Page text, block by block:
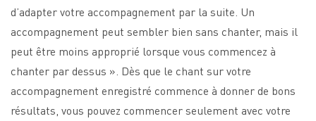
d’adapter votre accompagnement par la suite. Un
accompagnement peut sembler bien sans chanter, mais il
peut être moins approprié lorsque vous commencez à
chanter par dessus ». Dès que le chant sur votre
accompagnement enregistré commence à donner de bons
résultats, vous pouvez commencer seulement avec votre